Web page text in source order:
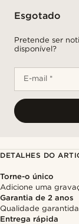
Esgotado
Pretende ser
disponível?
E-mail *
DETALHES DO
Torne-o único
Adicione uma
Garantia de 2 anos
Qualidade
Entrega rápida